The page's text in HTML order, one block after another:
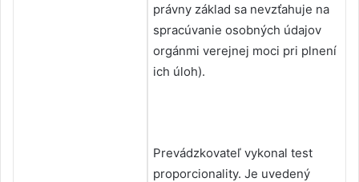
právny základ sa nevzťahuje na
spracúvanie osobných údajov
orgánmi verejnej moci pri plnení
ich úloh).
Prevádzkovateľ vykonal test
proporcionality. Je uvedený